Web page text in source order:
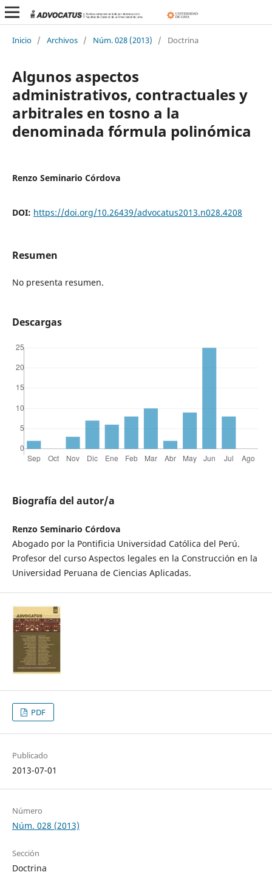
Inicio / Archivos / Núm. 028 (2013) / Doctrina
Algunos aspectos
administrativos, contractuales y
arbitrales en tosno a la
denominada fórmula polinómica
Renzo Seminario Córdova
DOI: https://doi.org/10.26439/advocatus2013.n028.4208
Resumen
No presenta resumen.
Descargas
Biografía del autor/a
Renzo Seminario Córdova
Abogado por la Pontificia Universidad Católica del Perú.
Profesor del curso Aspectos legales en la Construcción en la
Universidad Peruana de Ciencias Aplicadas.
PDF
Publicado
2013-07-01
Número
Núm. 028 (2013)
Sección
Doctrina